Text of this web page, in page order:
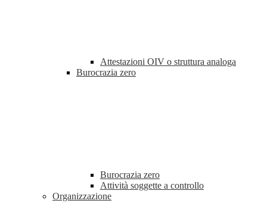
Attestazioni OIV o struttura analoga
Burocrazia zero
Burocrazia zero
Attività soggette a controllo
Organizzazione